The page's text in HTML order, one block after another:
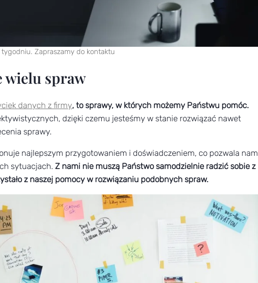
Zapraszamy do kontaktu
wielu spraw
danych z firmy, to sprawy, w których możemy Państwu pomóc.
dzięki czemu jesteśmy w stanie rozwiązać nawet
sprawy.
najlepszym przygotowaniem i doświadczeniem, co pozwala nam
sytuacjach. Z nami nie muszą Państwo samodzielnie radzić sobie z
z naszej pomocy w rozwiązaniu podobnych spraw.